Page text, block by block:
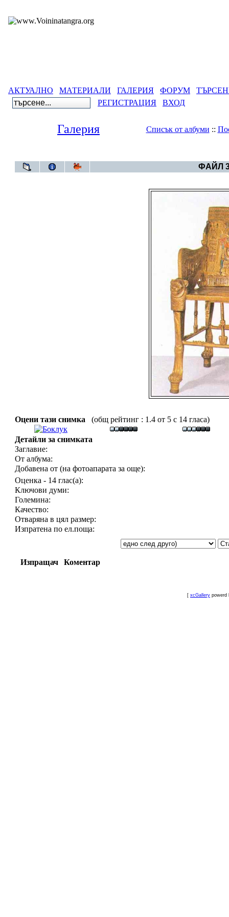
АКТУАЛНО МАТЕРИАЛИ ГАЛЕРИЯ ФОРУМ
РЕГИСТРАЦИЯ
ВХОД
Галерия Списък от албуми ::
ФАЙЛ
Оцени тази снимка (общ рейтинг : 1.4 от 5 с 14 гласа)
Детайли за снимката
Заглавие:
От албума:
Добавена от (на фотоапарата за още):
Оценка - 14 глас(а):
Ключови думи:
Големина:
Качество:
Отваряна в цял размер:
Изпратена по ел.поща:
Изпращач Коментар
[ xcGallery